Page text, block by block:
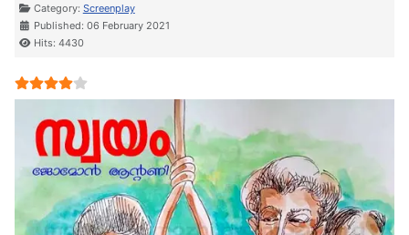
Category: Screenplay
Published: 06 February 2021
Hits: 4430
User Rating: